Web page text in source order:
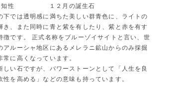
・知性 １２月の誕生石
下では透明感に満ちた美しい群青色に、ライトの
き、また同時に青と紫を有したり、紫と赤を有す
徴です。 正式名称をブルーゾイサイトと言い、世
アルーシャ地区にあるメレラニ鉱山からのみ採掘
に高くなっています。
しい石ですが、パワーストーンとして「人生を良
を高める」などの意味も持っています。